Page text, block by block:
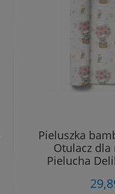
Pieluszka
Otulacz
Pielucha